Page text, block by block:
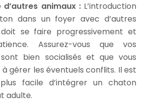
d’autres animaux : L’introduction
dans un foyer avec d’autres
se faire progressivement et
Assurez-vous que vos
bien socialisés et que vous
gérer les éventuels conflits. Il est
facile d’intégrer un chaton
adulte.